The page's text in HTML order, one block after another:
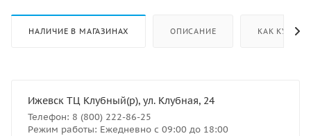
НАЛИЧИЕ В МАГАЗИНАХ ОПИСАНИЕ КАК КУПИТЬ
Ижевск ТЦ Клубный(р), ул. Клубная, 24
Телефон: 8 (800) 222-86-25
Режим работы: Ежедневно с 09:00 до 18:00